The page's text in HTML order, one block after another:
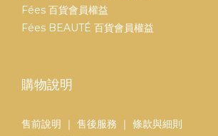
Fées 百貨會員權益
Fées BEAUTÉ 百貨會員權益
購物說明
售前說明 ｜ 售後服務 ｜ 條款與細則